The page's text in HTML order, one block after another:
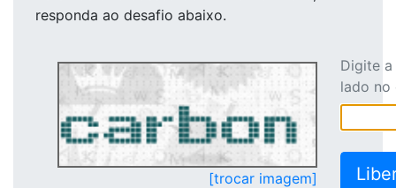
responda ao desafio abaixo.
[trocar imagem]
Digite
lado no